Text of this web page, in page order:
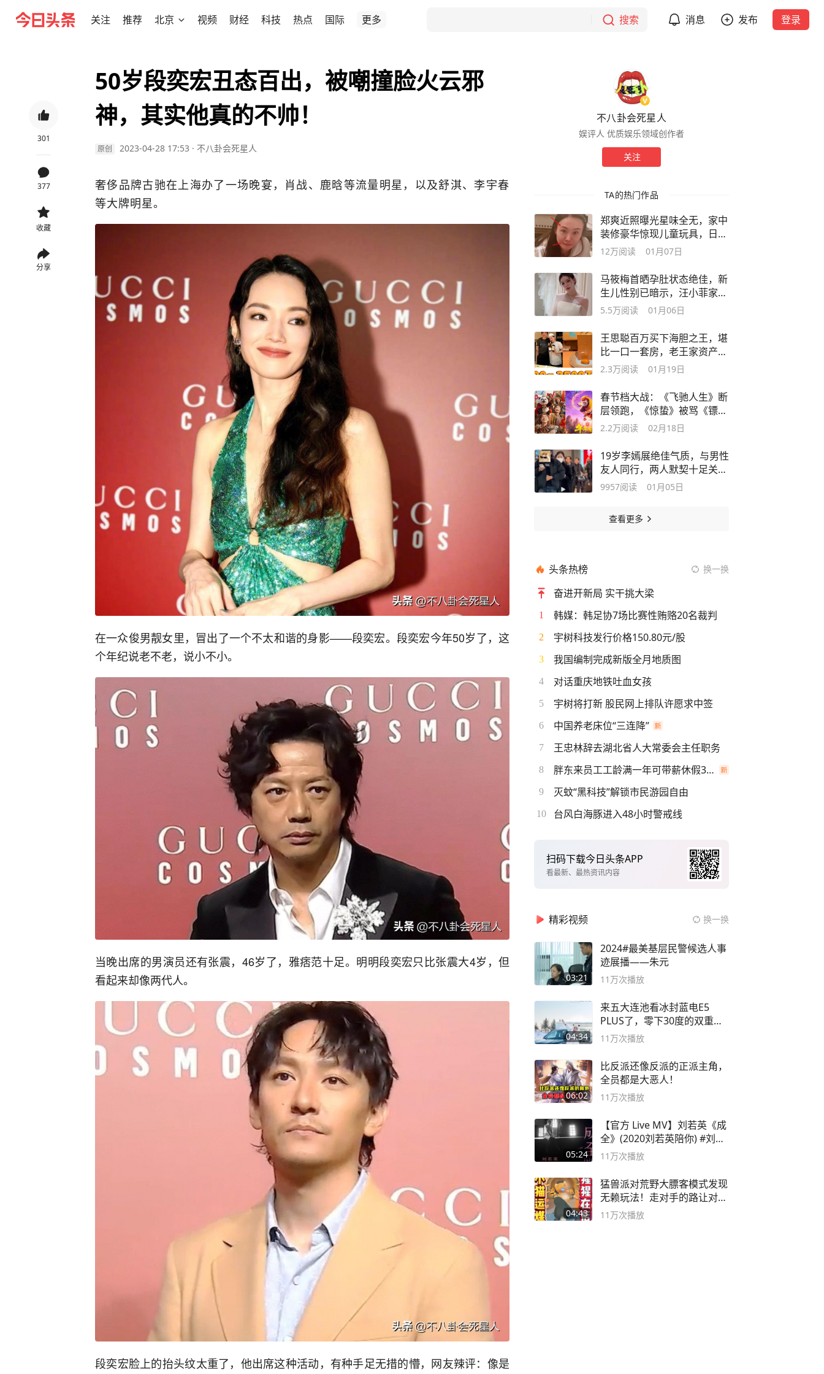
关注 推荐 北京 视频 财经 科技 热点 国际 更多 搜索 消息 发布 登录
301
377
收藏
分享
50岁段奕宏丑态百出，被嘲撞脸火云邪
神，其实他真的不帅！
原创 2023-04-28 17:53 · 不八卦会死星人
奢侈品牌古驰在上海办了一场晚宴，肖战、鹿晗等流量明星，以及舒淇、李宇春
等大牌明星。
在一众俊男靓女里，冒出了一个不太和谐的身影——段奕宏。段奕宏今年50岁了，这
个年纪说老不老，说小不小。
当晚出席的男演员还有张震，46岁了，雅痞范十足。明明段奕宏只比张震大4岁，但
看起来却像两代人。
段奕宏脸上的抬头纹太重了，他出席这种活动，有种手足无措的懵，网友辣评：像是
不八卦会死星人
娱评人 优质娱乐领域创作者
关注
TA的热门作品
郑爽近照曝光星味全无，家中
装修豪华惊现儿童玩具，日子
并不可怜
12万阅读 01月07日
马筱梅首晒孕肚状态绝佳，新
生儿性别已暗示，汪小菲家将
有新成员
5.5万阅读 01月06日
王思聪百万买下海胆之王，堪
比一口一套房，老王家资产远
超想象
2.3万阅读 01月19日
春节档大战：《飞驰人生》断
层领跑，《惊蛰》被骂《镖
人》最遗憾
2.2万阅读 02月18日
19岁李嫣展绝佳气质，与男性
友人同行，两人默契十足关系
引人猜想
9957阅读 01月05日
查看更多
头条热榜 换一换
奋进开新局 实干挑大梁
1 韩媒：韩足协7场比赛性贿赂20名裁判
2 宇树科技发行价格150.80元/股
3 我国编制完成新版全月地质图
4 对话重庆地铁吐血女孩
5 宇树将打新 股民网上排队许愿求中签
6 中国养老床位“三连降”
7 王忠林辞去湖北省人大常委会主任职务
8 胖东来员工工龄满一年可带薪休假30天
9 灭蚊“黑科技”解锁市民游园自由
10 台风白海豚进入48小时警戒线
扫码下载今日头条APP
看最新、最热资讯内容
精彩视频 换一换
03:21
2024#最美基层民警候选人事
迹展播——朱元
11万次播放
04:34
来五大连池看冰封蓝电E5
PLUS了，零下30度的双重冰
封40小时全录
11万次播放
06:02
比反派还像反派的正派主角，
全员都是大恶人！
11万次播放
05:24
【官方 Live MV】刘若英《成
全》(2020刘若英陪你) #刘若
英 #成全
11万次播放
04:43
猛兽派对荒野大膘客模式发现
无赖玩法！走对手的路让对手
无路可走
11万次播放